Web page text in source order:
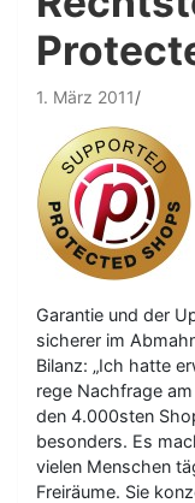
1. März 2011
Garantie und der
sicherer im
Bilanz: „Ich hatte
rege Nachfrage
den 4.000sten
besonders. Es
vielen Menschen
Freiräume. Sie